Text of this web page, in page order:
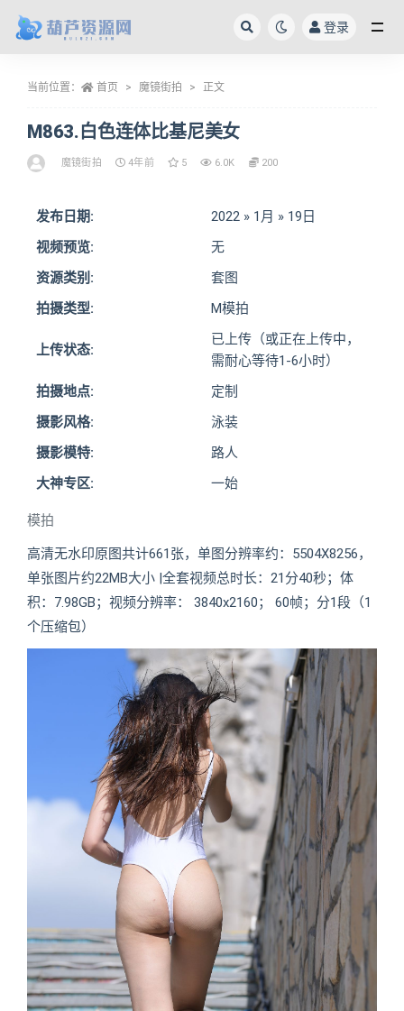
登录
当前位置： 首页 魔镜街拍 正文
M863.白色连体比基尼美女
魔镜街拍 4年前 5 6.0K 200
模拍
发布日期:
2022 » 1月 » 19日
视频预览:
无
资源类别:
套图
拍摄类型:
M模拍
上传状态:
已上传（或正在上传中，
需耐心等待1-6小时）
拍摄地点:
定制
摄影风格:
泳装
摄影模特:
路人
大神专区:
一始
高清无水印原图共计661张，单图分辨率约：5504X8256，
单张图片约22MB大小 |全套视频总时长：21分40秒；体
积：7.98GB；视频分辨率： 3840x2160； 60帧；分1段（1
个压缩包）